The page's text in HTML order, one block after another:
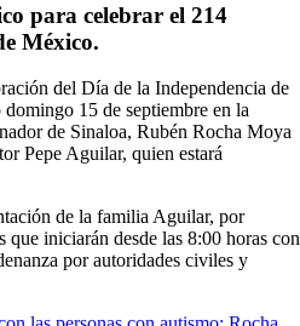
para celebrar el 214
México.
del Día de la Independencia de
15 de septiembre en la
de Sinaloa, Rubén Rocha Moya
Pepe Aguilar, quien estará
de la familia Aguilar, por
iniciarán desde las 8:00 horas con
por autoridades civiles y